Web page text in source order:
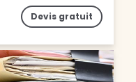
Devis gratuit